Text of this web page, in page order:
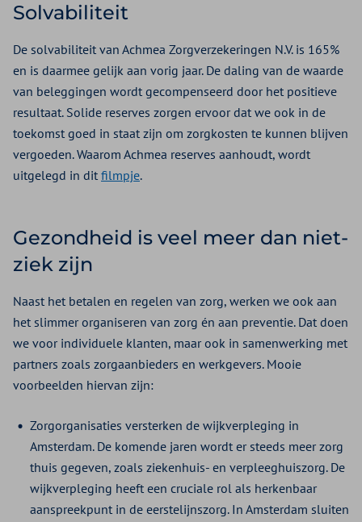
Solvabiliteit
De solvabiliteit van Achmea Zorgverzekeringen N.V. is 165%
en is daarmee gelijk aan vorig jaar. De daling van de waarde
van beleggingen wordt gecompenseerd door het positieve
resultaat. Solide reserves zorgen ervoor dat we ook in de
toekomst goed in staat zijn om zorgkosten te kunnen blijven
vergoeden. Waarom Achmea reserves aanhoudt, wordt
uitgelegd in dit filmpje.
Gezondheid is veel meer dan niet-
ziek zijn
Naast het betalen en regelen van zorg, werken we ook aan
het slimmer organiseren van zorg én aan preventie. Dat doen
we voor individuele klanten, maar ook in samenwerking met
partners zoals zorgaanbieders en werkgevers. Mooie
voorbeelden hiervan zijn:
Zorgorganisaties versterken de wijkverpleging in
Amsterdam. De komende jaren wordt er steeds meer zorg
thuis gegeven, zoals ziekenhuis- en verpleeghuiszorg. De
wijkverpleging heeft een cruciale rol als herkenbaar
aanspreekpunt in de eerstelijnszorg. In Amsterdam sluiten